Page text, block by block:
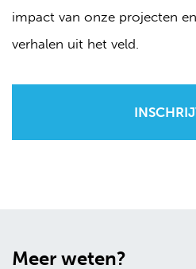
impact van onze projecten
verhalen uit het veld.
Meer weten?